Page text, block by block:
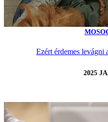
Ezért érdemes levágni
2025